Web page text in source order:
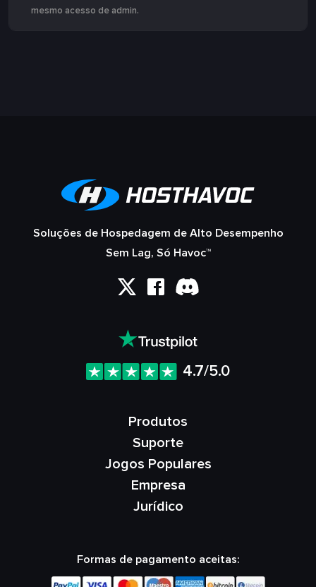
mesmo acesso de admin.
Soluções de Hospedagem de Alto Desempenho
Sem Lag, Só Havoc™
4.7/5.0
Produtos
Suporte
Jogos Populares
Empresa
Jurídico
Formas de pagamento aceitas: